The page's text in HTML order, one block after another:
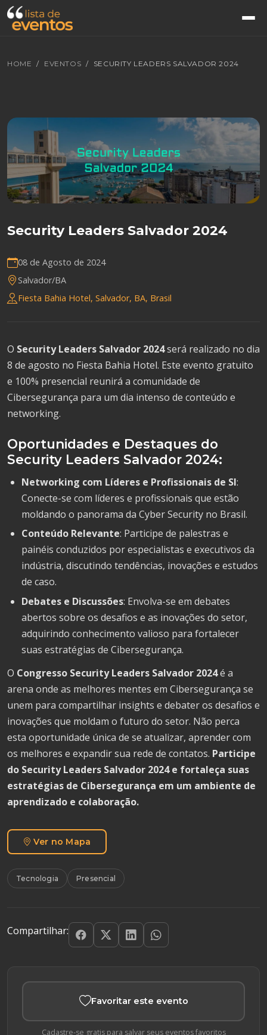
HOME EVENTOS SECURITY LEADERS SALVADOR 2024
Security Leaders Salvador 2024
08 de Agosto de 2024
Salvador/BA
Fiesta Bahia Hotel, Salvador, BA, Brasil
O Security Leaders Salvador 2024será realizado no dia
8 de agosto no Fiesta Bahia Hotel. Este evento gratuito
e 100% presencial reunirá a comunidade de
Cibersegurança para um dia intenso de conteúdo e
networking.
Oportunidades e Destaques do
Security Leaders Salvador 2024:
Networking com Líderes e Profissionais de SI:
Conecte-se com líderes e profissionais que estão
moldando o panorama da Cyber Security no Brasil.
Conteúdo Relevante: Participe de palestras e
painéis conduzidos por especialistas e executivos da
indústria, discutindo tendências, inovações e estudos
de caso.
Debates e Discussões: Envolva-se em debates
abertos sobre os desafios e as inovações do setor,
adquirindo conhecimento valioso para fortalecer
suas estratégias de Cibersegurança.
O Congresso Security Leaders Salvador 2024é a
arena onde as melhores mentes em Cibersegurança se
unem para compartilhar insights e debater os desafios e
inovações que moldam o futuro do setor. Não perca
esta oportunidade única de se atualizar, aprender com
os melhores e expandir sua rede de contatos. Participe
do Security Leaders Salvador 2024 e fortaleça suas
estratégias de Cibersegurança em um ambiente de
aprendizado e colaboração.
Ver no Mapa
Tecnologia Presencial
Compartilhar:
Favoritar este evento
Cadastre-se gratis para salvar seus eventos favoritos